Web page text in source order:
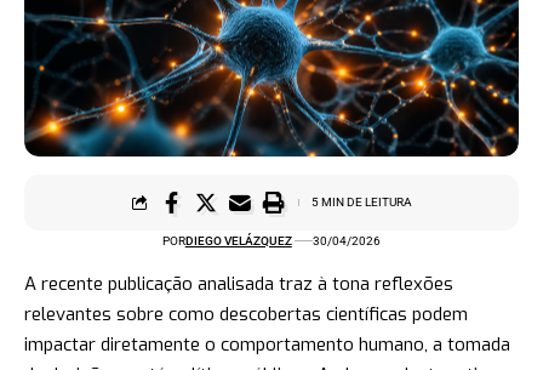
PORDIEGO VELÁZQUEZ 30/04/2026
5 MIN DE LEITURA
A recente publicação analisada traz à tona reflexões
relevantes sobre como descobertas científicas podem
impactar diretamente o comportamento humano, a tomada